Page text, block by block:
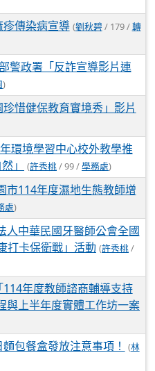
傳染病宣導 (劉秋碧 / 179 /轉
警政署「反詐宣導影片連
)
惜健保教育實境秀」影片
環境學習中心校外教學推
」
(許秀桃/ 99 /學務處)
市114年度濕地生態教師增
處)
人中華民國牙醫師公會全國
打卡保衛戰」活動 (許秀桃/
年度教師諮商輔導支持
與上半年度實體工作坊一案
包餐盒發放注意事項！ (林